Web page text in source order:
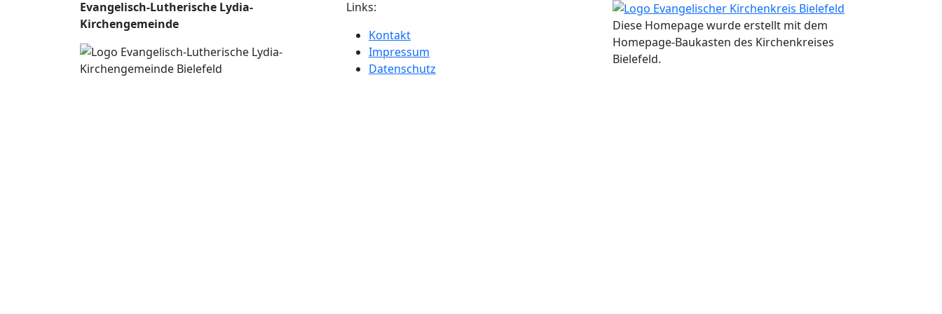
Evangelisch-Lutherische Lydia-
Kirchengemeinde
Links:
Kontakt
Impressum
Datenschutz
Diese Homepage wurde erstellt mit dem
Homepage-Baukasten des Kirchenkreises
Bielefeld.